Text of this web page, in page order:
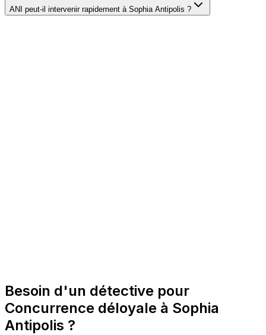
ANI peut-il intervenir rapidement à Sophia Antipolis ?
Besoin d'un détective pour
Concurrence déloyale à Sophia
Antipolis ?